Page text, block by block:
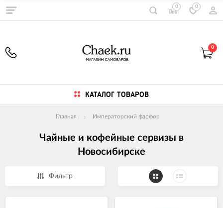
0 0
0
КАТАЛОГ ТОВАРОВ
Главная Императорский фарфор
Чайные и кофейные сервизы в
Новосибирске
Фильтр